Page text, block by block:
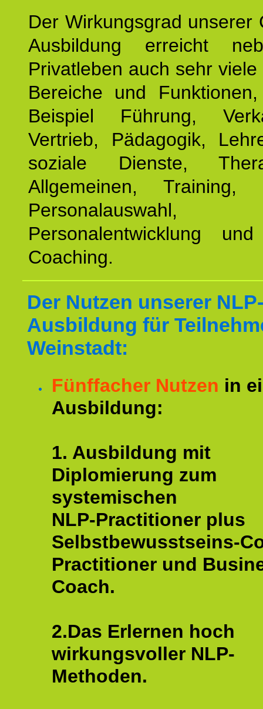
Der Wirkungsgrad unserer
Ausbildung erreicht
Privatleben auch sehr
Bereiche und
Beispiel Führung,
Vertrieb, Pädagogik,
soziale Dienste,
Allgemeinen, Training,
Personalauswahl,
Personalentwicklung
Coaching.
Der Nutzen unserer
Ausbildung für
Weinstadt:
Fünffacher Nutzen in
Ausbildung:
1. Ausbildung mit
Diplomierung zum
systemischen
NLP-Practitioner plus
Selbstbewusstseins-
Practitioner und
Coach.
2.Das Erlernen hoch
wirkungsvoller NLP-
Methoden.